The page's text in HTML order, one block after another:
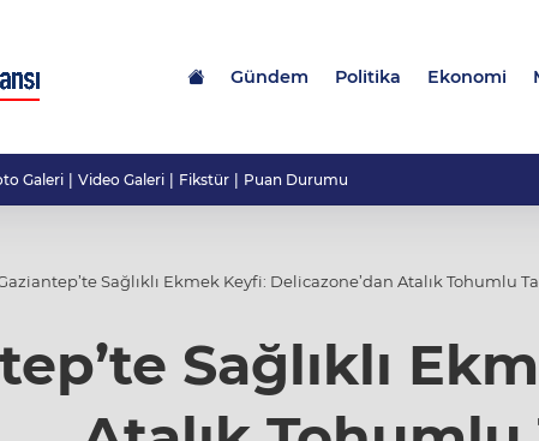
Gündem Politika Ekonomi
Galeri Video Galeri Fikstür Puan Durumu
Sağlıklı Ekmek Keyfi: Delicazone’dan Atalık Tohumlu
Sağlıklı